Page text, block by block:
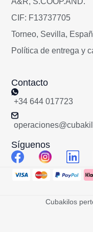
CIF: F13737705
Torneo, Sevilla,
Política de entrega y
Contacto
+34 644 017723
Síguenos
Cubakilos